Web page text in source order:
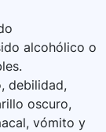
alcohólico o
debilidad,
oscuro,
vómito y